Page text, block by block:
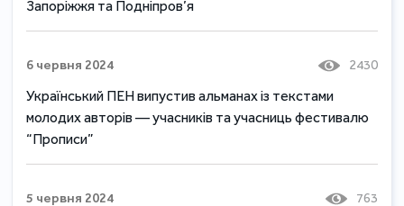
Запоріжжя та Подніпров’я
6 червня 2024 2430
Український ПЕН випустив альманах із текстами
молодих авторів — учасників та учасниць фестивалю
“Прописи”
5 червня 2024 763